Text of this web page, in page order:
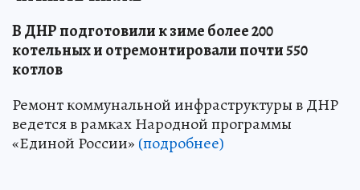
В ДНР подготовили к зиме более 200
котельных и отремонтировали почти 550
котлов
Ремонт коммунальной инфраструктуры в ДНР
ведется в рамках Народной программы
«Единой России» (подробнее)